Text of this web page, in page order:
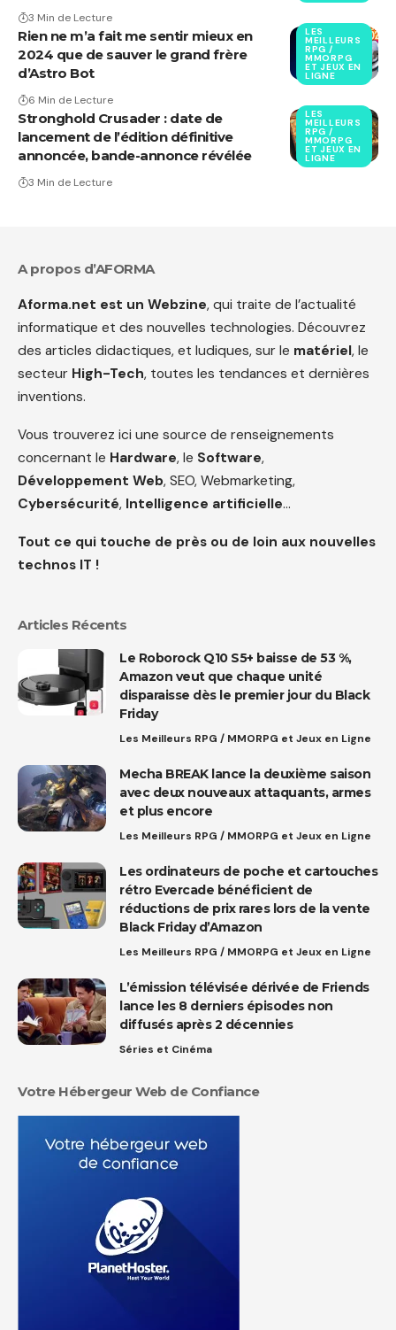
3 Min de Lecture
LES
MEILLEURS
RPG /
MMORPG
ET JEUX EN
LIGNE
Rien ne m’a fait me sentir mieux en
2024 que de sauver le grand frère
d’Astro Bot
6 Min de Lecture
LES
MEILLEURS
RPG /
MMORPG
ET JEUX EN
LIGNE
Stronghold Crusader : date de
lancement de l’édition définitive
annoncée, bande-annonce révélée
3 Min de Lecture
A propos d’AFORMA
Aforma.net est un Webzine, qui traite de l’actualité
informatique et des nouvelles technologies. Découvrez
des articles didactiques, et ludiques, sur le matériel, le
secteur High-Tech, toutes les tendances et dernières
inventions.
Vous trouverez ici une source de renseignements
concernant le Hardware, le Software,
Développement Web, SEO, Webmarketing,
Cybersécurité, Intelligence artificielle…
Tout ce qui touche de près ou de loin aux nouvelles
technos IT !
Articles Récents
Le Roborock Q10 S5+ baisse de 53 %,
Amazon veut que chaque unité
disparaisse dès le premier jour du Black
Friday
Les Meilleurs RPG / MMORPG et Jeux en Ligne
Mecha BREAK lance la deuxième saison
avec deux nouveaux attaquants, armes
et plus encore
Les Meilleurs RPG / MMORPG et Jeux en Ligne
Les ordinateurs de poche et cartouches
rétro Evercade bénéficient de
réductions de prix rares lors de la vente
Black Friday d’Amazon
Les Meilleurs RPG / MMORPG et Jeux en Ligne
L’émission télévisée dérivée de Friends
lance les 8 derniers épisodes non
diffusés après 2 décennies
Séries et Cinéma
Votre Hébergeur Web de Confiance